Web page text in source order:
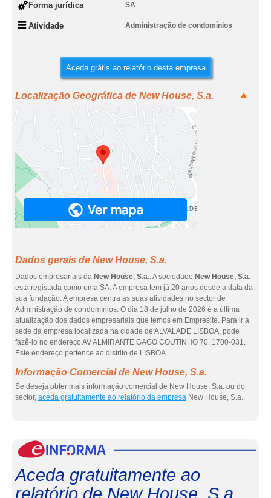
Forma jurídica SA
Atividade Administração de condomínios
Aceda grátis ao relatório desta empresa
Localização Geográfica de New House, S.a.
Dados gerais de New House, S.a.
Dados empresariais da New House, S.a.. A sociedade New House, S.a.
está registada como uma SA. A empresa tem já 20 anos desde a data da
sua fundação. A empresa centra as suas atividades no sector de
Administração de condomínios. O dia 18 de julho de 2026 é a última
atualização dos dados empresariais que temos em Empresite. Para ir à
sede da empresa localizada na cidade de ALVALADE LISBOA, pode
fazê-lo no endereço AV ALMIRANTE GAGO COUTINHO 70, 1700-031.
Este endereço pertence ao distrito de LISBOA.
Informação Comercial de New House, S.a.
Se deseja obter mais informação comercial de New House, S.a. ou do
sector, aceda gratuitamente ao relatório da empresa New House, S.a..
Aceda gratuitamente ao
relatório de New House, S.a.